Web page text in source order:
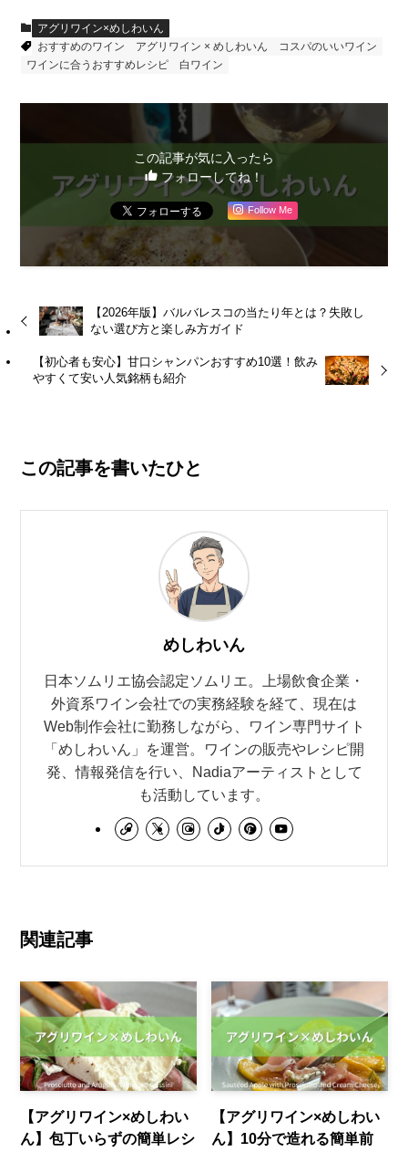
アグリワイン×めしわいん
おすすめのワイン
アグリワイン × めしわいん
コスパのいいワイン
ワインに合うおすすめレシピ
白ワイン
この記事が気に入ったら
フォローしてね！
Follow Me
【2026年版】バルバレスコの当たり年とは？失敗し
ない選び方と楽しみ方ガイド
【初心者も安心】甘口シャンパンおすすめ10選！飲み
やすくて安い人気銘柄も紹介
この記事を書いたひと
めしわいん
日本ソムリエ協会認定ソムリエ。上場飲食企業・
外資系ワイン会社での実務経験を経て、現在は
Web制作会社に勤務しながら、ワイン専門サイト
「めしわいん」を運営。ワインの販売やレシピ開
発、情報発信を行い、Nadiaアーティストとして
も活動しています。
関連記事
【アグリワイン×めしわい
ん】包丁いらずの簡単レシ
【アグリワイン×めしわい
ん】10分で造れる簡単前